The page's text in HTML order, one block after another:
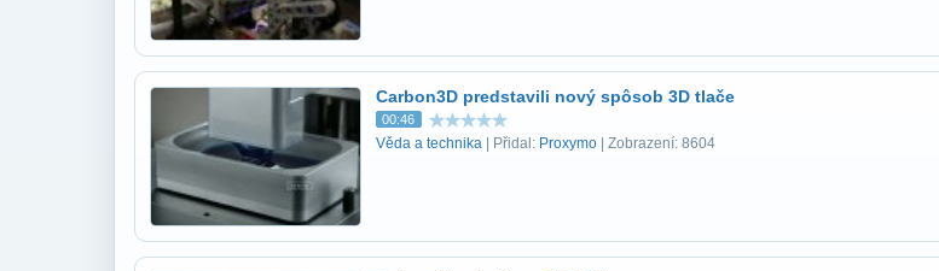
Carbon3D predstavili nový spôsob 3D tlače
00:46
Věda a technika | Přidal: Proxymo | Zobrazení: 8604